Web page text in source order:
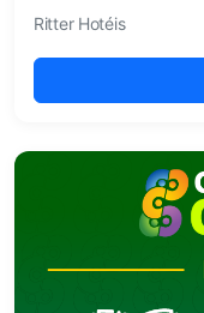
Ritter Hotéis